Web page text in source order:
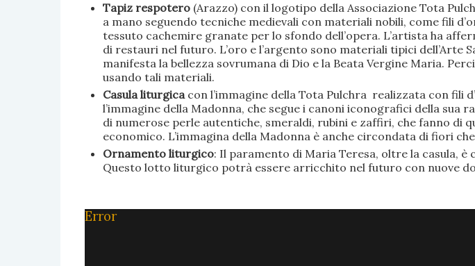
Tapiz respotero(Arazzo) con il logotipo della Associazione Tota
a mano seguendo tecniche medievali con materiali nobili, come fili
tessuto cachemire granate per lo sfondo dell’opera. L’artista ha
di restauri nel futuro. L’oro e l’argento sono materiali tipici
manifesta la bellezza sovrumana di Dio e la Beata Vergine Maria.
usando tali materiali.
Casula liturgica con l’immagine della Tota Pulchra realizzata con fili
l’immagine della Madonna, che segue i canoni iconografici della
di numerose perle autentiche, smeraldi, rubini e zaffiri, che fanno di
economico. L’immagina della Madonna è anche circondata di fiori
Ornamento liturgico: Il paramento di Maria Teresa, oltre la casula,
Questo lotto liturgico potrà essere arricchito nel futuro con nuove
Error